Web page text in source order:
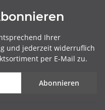
Ihrer
und jederzeit widerruflich
per E-Mail zu.
Abonnieren